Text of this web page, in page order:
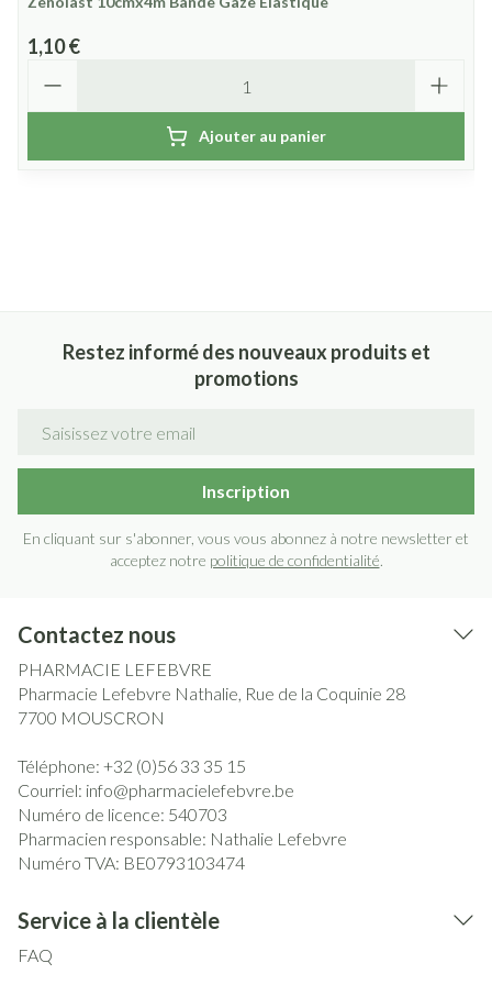
1,10 €
Ajouter au panier
Restez informé des nouveaux produits et
promotions
Inscription
En cliquant sur s'abonner, vous vous abonnez à notre newsletter et
acceptez notre politique de confidentialité.
Contactez nous
PHARMACIE LEFEBVRE
Pharmacie Lefebvre Nathalie, Rue de la Coquinie 28
7700 MOUSCRON
Téléphone: +32 (0)56 33 35 15
Courriel: info@pharmacielefebvre.be
Numéro de licence: 540703
Pharmacien responsable: Nathalie Lefebvre
Numéro TVA: BE0793103474
Service à la clientèle
FAQ